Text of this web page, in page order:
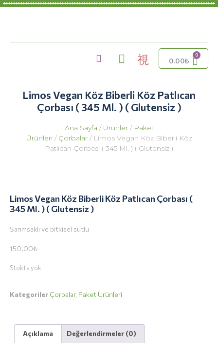
0.00₺
Limos Vegan Köz Biberli Köz Patlıcan
Çorbası ( 345 Ml. ) ( Glutensiz )
Ana Sayfa / Ürünler/ Paket
Ürünleri/ Çorbalar/ Limos Vegan Köz Biberli Köz
Patlıcan Çorbası ( 345 Ml. ) ( Glutensiz )
Limos Vegan Köz Biberli Köz Patlıcan Çorbası (
345 Ml. ) ( Glutensiz )
Sarımsaklı ve bitkisel sütlü
150.00₺
Stokta yok
Kategoriler Çorbalar, Paket Ürünleri
Açıklama Değerlendirmeler (0)